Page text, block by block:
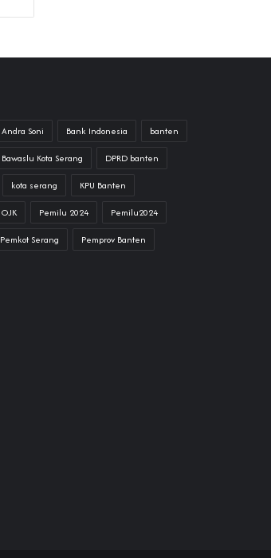
Andra Soni Bank Indonesia banten
Bawaslu Kota Serang DPRD banten
kota serang KPU Banten
OJK Pemilu 2024 Pemilu2024
Pemkot Serang Pemprov Banten